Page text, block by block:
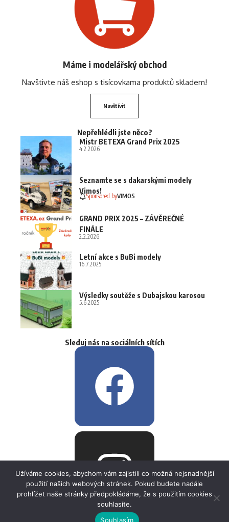
Máme i modelářský obchod
Navštivte náš eshop s tisícovkama produktů skladem!
Navštívit
Nepřehlédli jste něco?
Mistr BETEXA Grand Prix 2025
4.2.2026
Seznamte se s dakarskými modely
Vimos!
Sponsored byVIMOS
GRAND PRIX 2025 – ZÁVĚREČNÉ
FINÁLE
2.2.2026
Letní akce s BuBi modely
16.7.2025
Výsledky soutěže s Dubajskou karosou
5.6.2025
Sleduj nás na sociálních sítích
Užíváme cookies, abychom vám zajistili co možná nejsnadnější
použití našich webových stránek. Pokud budete nadále
prohlížet naše stránky předpokládáme, že s použitím cookies
souhlasíte.
Souhlasím